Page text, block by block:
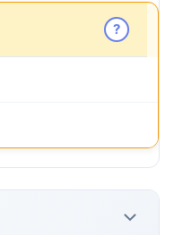
?